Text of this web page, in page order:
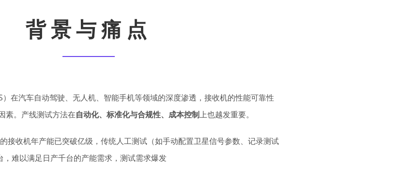
背景与痛点
在汽车自动驾驶、无人机、智能手机等领域的深度渗透，接收机的性能可靠性
素。产线测试方法在自动化、标准化与合规性、成本控制上也越发重要。
接收机年产能已突破亿级，传统人工测试（如手动配置卫星信号参数、记录测试
难以满足日产千台的产能需求，测试需求爆发